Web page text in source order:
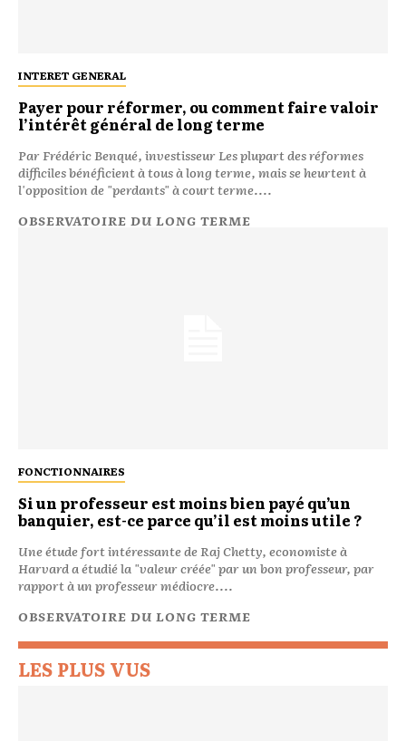
INTERET GENERAL
Payer pour réformer, ou comment faire valoir
l’intérêt général de long terme
Par Frédéric Benqué, investisseur Les plupart des réformes
difficiles bénéficient à tous à long terme, mais se heurtent à
l'opposition de "perdants" à court terme....
OBSERVATOIRE DU LONG TERME
FONCTIONNAIRES
Si un professeur est moins bien payé qu’un
banquier, est-ce parce qu’il est moins utile ?
Une étude fort intéressante de Raj Chetty, economiste à
Harvard a étudié la "valeur créée" par un bon professeur, par
rapport à un professeur médiocre....
OBSERVATOIRE DU LONG TERME
LES PLUS VUS